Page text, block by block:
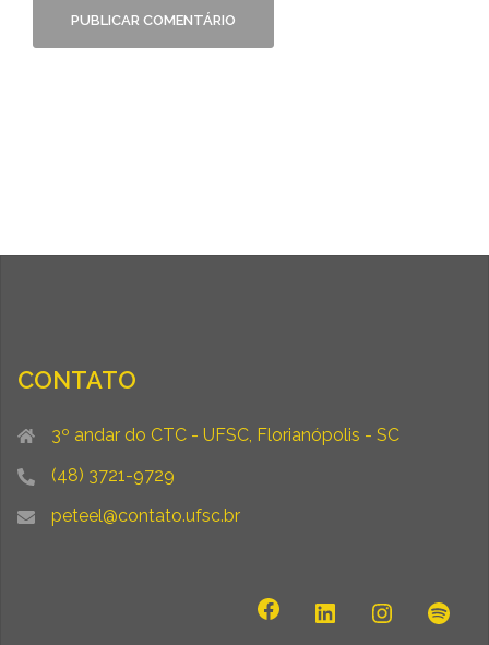
CONTATO
3º andar do CTC - UFSC, Florianópolis - SC
(48) 3721-9729
peteel@contato.ufsc.br